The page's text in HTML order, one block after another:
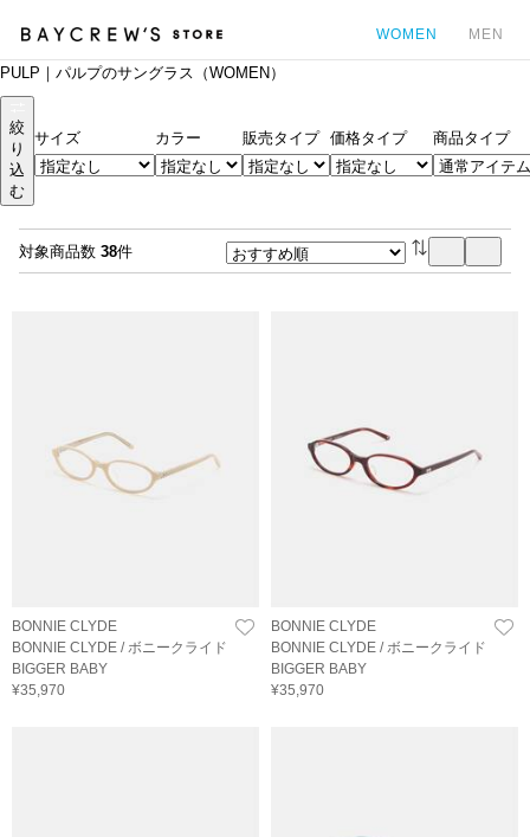
WOMEN MEN
PULP｜パルプのサングラス（WOMEN）
絞
り
込
む
サイズ カラー 販売タイプ 価格タイプ 商品タイプ
対象商品数 38件
BONNIE CLYDE
BONNIE CLYDE / ボニークライド
BIGGER BABY
¥35,970
BONNIE CLYDE
BONNIE CLYDE / ボニークライド
BIGGER BABY
¥35,970